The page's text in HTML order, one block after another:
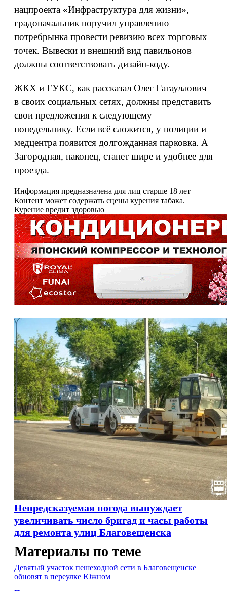
нацпроекта «Инфраструктура для жизни»,
градоначальник поручил управлению
потребрынка провести ревизию всех торговых
точек. Вывески и внешний вид павильонов
должны соответствовать дизайн-коду.
ЖКХ и ГУКС, как рассказал Олег Гатауллович
в своих социальных сетях, должны представить
свои предложения к следующему
понедельнику. Если всё сложится, у полиции и
медцентра появится долгожданная парковка. А
Загородная, наконец, станет шире и удобнее для
проезда.
Информация предназначена для лиц старше 18 лет
Контент может содержать сцены курения табака.
Курение вредит здоровью
Непредсказуемая погода вынуждает
увеличивать число бригад и часы работы
для ремонта улиц Благовещенска
Материалы по теме
Девятый участок пешеходной сети в Благовещенске
обновят в переулке Южном